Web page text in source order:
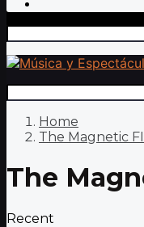
Home
The Magnetic
The
Recent